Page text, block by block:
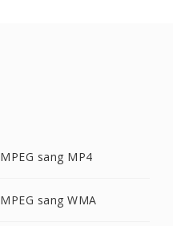
MPEG sang MP4
MPEG sang WMA